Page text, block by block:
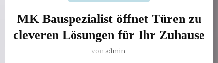
MK Bauspezialist öffnet Türen zu
cleveren Lösungen für Ihr Zuhause
vonadmin